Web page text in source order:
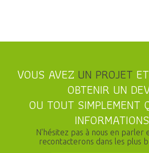
VOUS AVEZ UN PROJET
OBTENIR UN
OU TOUT SIMPLEMENT
N'hésitez pas à nous en parler
recontacterons dans les plus